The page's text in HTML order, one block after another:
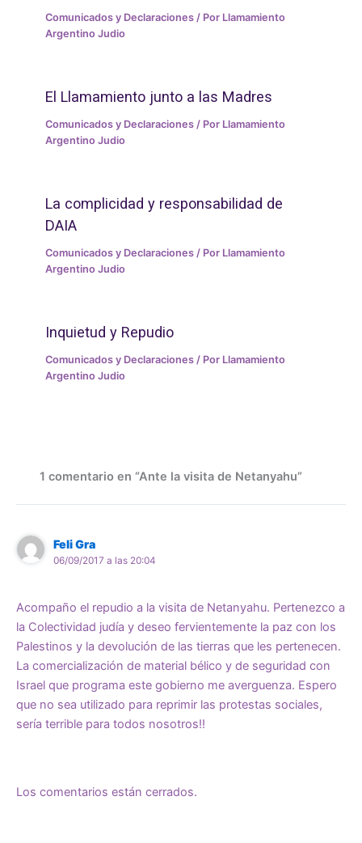
Comunicados y Declaraciones / Por Llamamiento
Argentino Judio
El Llamamiento junto a las Madres
Comunicados y Declaraciones / Por Llamamiento
Argentino Judio
La complicidad y responsabilidad de
DAIA
Comunicados y Declaraciones / Por Llamamiento
Argentino Judio
Inquietud y Repudio
Comunicados y Declaraciones / Por Llamamiento
Argentino Judio
1 comentario en “Ante la visita de Netanyahu”
Feli Gra
06/09/2017 a las 20:04
Acompaño el repudio a la visita de Netanyahu. Pertenezco a
la Colectividad judía y deseo fervientemente la paz con los
Palestinos y la devolución de las tierras que les pertenecen.
La comercialización de material bélico y de seguridad con
Israel que programa este gobierno me averguenza. Espero
que no sea utilizado para reprimir las protestas sociales,
sería terrible para todos nosotros!!
Los comentarios están cerrados.